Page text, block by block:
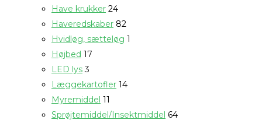
Have krukker 24
Haveredskaber 82
Hvidløg, sætteløg 1
Højbed 17
LED lys 3
Læggekartofler 14
Myremiddel 11
Sprøjtemiddel/Insektmiddel 64